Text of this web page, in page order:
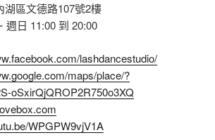
湖區文德路107號2樓
週日 11:00 到 20:00
lashdancestudio/
maps/place/?
oSxirQjQROP2R750o3XQ
WPGPW9vjV1A